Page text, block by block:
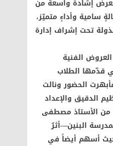
إشادة واسعة من
سامية وأداءٍ متميّز،
تحت إشراف إدارة
الفنية
قدّمها الطلاب
الحضور ونالت
الدقيق والإعداد
من الأستاذ مصطفى
البنين—أثرٌ
أسهم أيضاً في